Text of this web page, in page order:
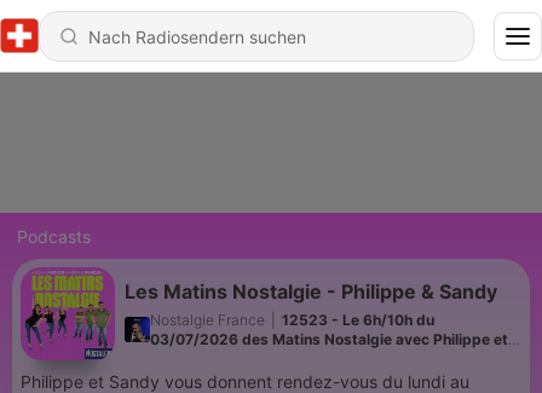
Podcasts
Les Matins Nostalgie - Philippe & Sandy
Nostalgie France
12523 - Le 6h/10h du
03/07/2026 des Matins Nostalgie avec Philippe et
Philippe et Sandy vous donnent rendez-vous du lundi au